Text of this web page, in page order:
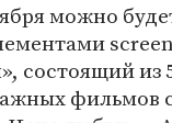
можно
состоящий из
фильмов